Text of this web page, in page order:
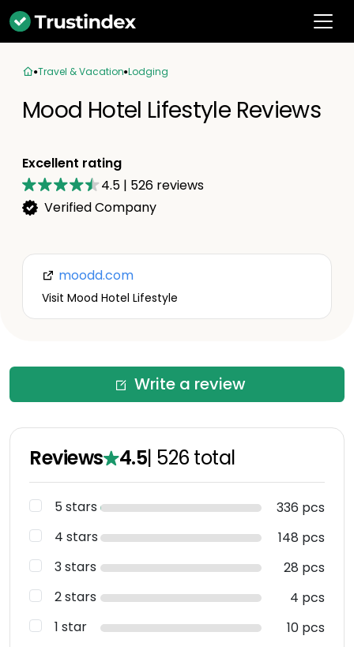
Travel & Vacation Lodging
Mood Hotel Lifestyle Reviews
Excellent rating
4.5 | 526 reviews
Verified Company
moodd.com
Visit Mood Hotel Lifestyle
Write a review
Reviews 4.5| 526 total
5 stars
336 pcs
4 stars
148 pcs
3 stars
28 pcs
2 stars
4 pcs
1 star
10 pcs